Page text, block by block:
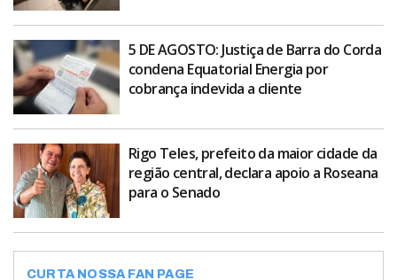
5 DE AGOSTO: Justiça de Barra do Corda
condena Equatorial Energia por
cobrança indevida a cliente
Rigo Teles, prefeito da maior cidade da
região central, declara apoio a Roseana
para o Senado
CURTA NOSSA FAN PAGE